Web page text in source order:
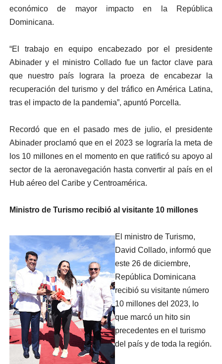
económico de mayor impacto en la República
Dominicana.
“El trabajo en equipo encabezado por el presidente
Abinader y el ministro Collado fue un factor clave para
que nuestro país lograra la proeza de encabezar la
recuperación del turismo y del tráfico en América Latina,
tras el impacto de la pandemia”, apuntó Porcella.
Recordó que en el pasado mes de julio, el presidente
Abinader proclamó que en el 2023 se lograría la meta de
los 10 millones en el momento en que ratificó su apoyo al
sector de la aeronavegación hasta convertir al país en el
Hub aéreo del Caribe y Centroamérica.
Ministro de Turismo recibió al visitante 10 millones
El ministro de Turismo,
David Collado, informó que
este 26 de diciembre,
República Dominicana
recibió su visitante número
10 millones del 2023, lo
que marcó un hito sin
precedentes en el turismo
del país y de toda la región.